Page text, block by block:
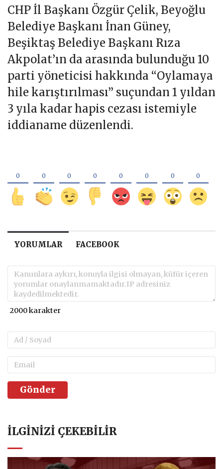
CHP İl Başkanı Özgür Çelik, Beyoğlu
Belediye Başkanı İnan Güney,
Beşiktaş Belediye Başkanı Rıza
Akpolat’ın da arasında bulunduğu 10
parti yöneticisi hakkında “Oylamaya
hile karıştırılması” suçundan 1 yıldan
3 yıla kadar hapis cezası istemiyle
iddianame düzenlendi.
YORUMLAR FACEBOOK
Gönder
İLGINIZI ÇEKEBILIR